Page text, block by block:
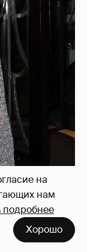
на
нам
подробнее
Хорошо